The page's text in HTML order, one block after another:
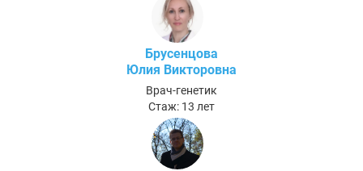
Брусенцова
Юлия Викторовна
Врач-генетик
Стаж: 13 лет